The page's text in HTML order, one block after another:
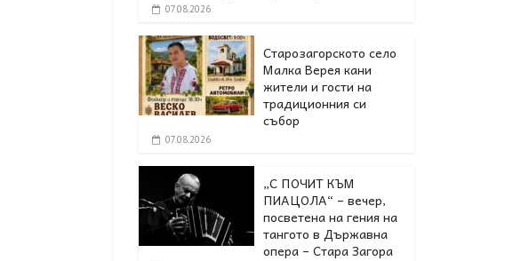
07.08.2026
Старозагорското село
Малка Верея кани
жители и гости на
традиционния си
събор
07.08.2026
„С ПОЧИТ КЪМ
ПИАЦОЛА“ – вечер,
посветена на гения на
тангото в Държавна
опера – Стара Загора